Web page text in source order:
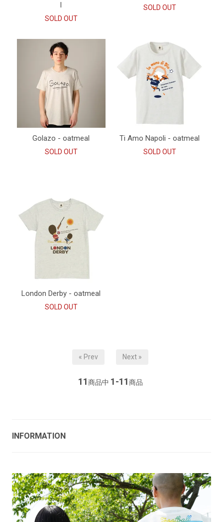
l
SOLD OUT
SOLD OUT
Golazo - oatmeal
SOLD OUT
Ti Amo Napoli - oatmeal
SOLD OUT
London Derby - oatmeal
SOLD OUT
« Prev Next »
11商品中 1-11商品
INFORMATION